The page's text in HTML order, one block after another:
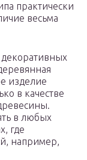
практически
весьма
изделие
в качестве
в любых
где
например,